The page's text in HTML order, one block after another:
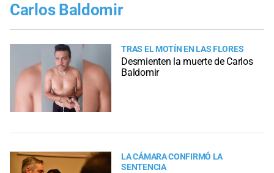
Carlos Baldomir
TRAS EL MOTÍN EN LAS FLORES
Desmienten la muerte de Carlos
Baldomir
LA CÁMARA CONFIRMÓ LA
SENTENCIA